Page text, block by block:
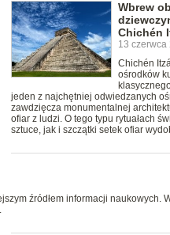
Wbrew
Chichén
13 czerwca
Chichén
ośrodków
jeden z najchętniej odwiedzanych
zawdzięcza monumentalnej
ofiar z ludzi. O tego typu rytuałach
sztuce, jak i szczątki setek ofiar
źródłem informacji naukowych.